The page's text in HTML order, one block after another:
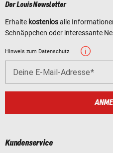
Der Louis Newsletter
Erhalte kostenlosalle
Schnäppchen oder interessante
Hinweis zum Datenschutz
Deine E-Mail-Adresse
Kundenservice